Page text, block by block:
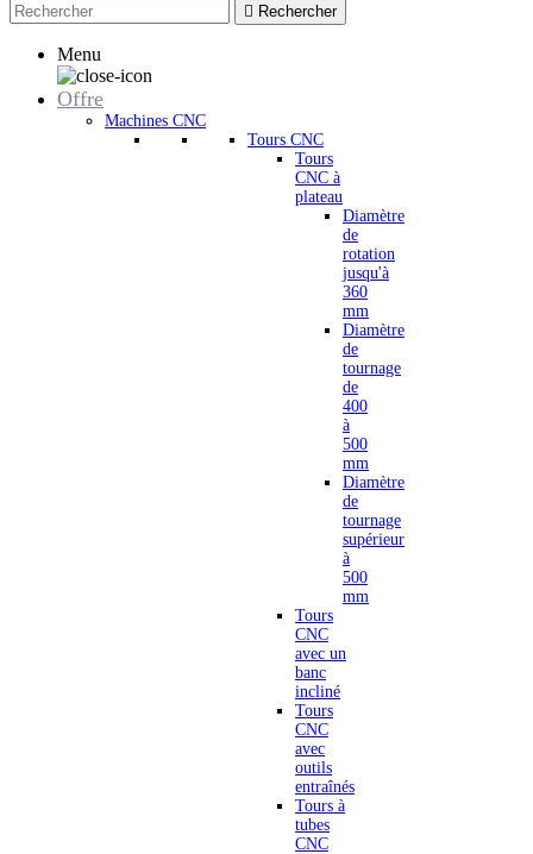
 Rechercher
Menu
Offre
Machines CNC
Tours CNC
Tours
CNC à
plateau
Diamètre
de
rotation
jusqu'à
360
mm
Diamètre
de
tournage
de
400
à
500
mm
Diamètre
de
tournage
supérieur
à
500
mm
Tours
CNC
avec un
banc
incliné
Tours
CNC
avec
outils
entraînés
Tours à
tubes
CNC